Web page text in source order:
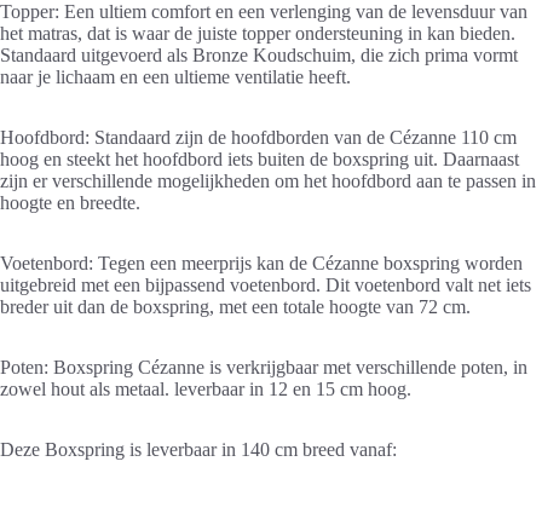
Topper: Een ultiem comfort en een verlenging van de levensduur van
het matras, dat is waar de juiste topper ondersteuning in kan bieden.
Standaard uitgevoerd als Bronze Koudschuim, die zich prima vormt
naar je lichaam en een ultieme ventilatie heeft.
Hoofdbord: Standaard zijn de hoofdborden van de Cézanne 110 cm
hoog en steekt het hoofdbord iets buiten de boxspring uit. Daarnaast
zijn er verschillende mogelijkheden om het hoofdbord aan te passen in
hoogte en breedte.
Voetenbord: Tegen een meerprijs kan de Cézanne boxspring worden
uitgebreid met een bijpassend voetenbord. Dit voetenbord valt net iets
breder uit dan de boxspring, met een totale hoogte van 72 cm.
Poten: Boxspring Cézanne is verkrijgbaar met verschillende poten, in
zowel hout als metaal. leverbaar in 12 en 15 cm hoog.
Deze Boxspring is leverbaar in 140 cm breed vanaf: